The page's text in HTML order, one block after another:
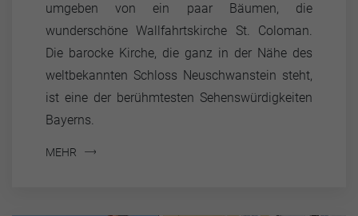
umgeben von ein paar Bäumen, die
wunderschöne Wallfahrtskirche St. Coloman.
Die barocke Kirche, die ganz in der Nähe des
weltbekannten Schloss Neuschwanstein steht,
ist eine der berühmtesten Sehenswürdigkeiten
Bayerns.
MEHR